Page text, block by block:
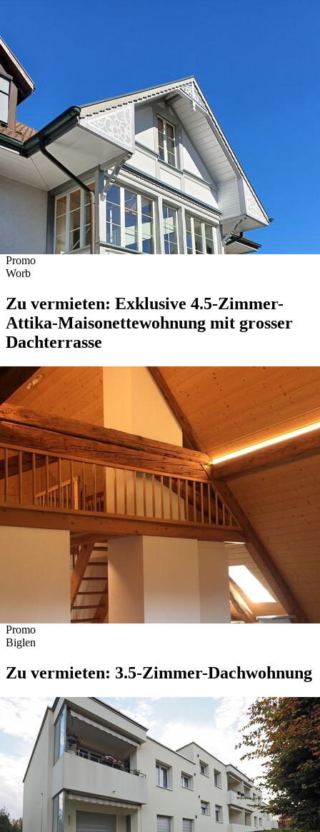
Promo
Worb
Zu vermieten: Exklusive 4.5-Zimmer-
Attika-Maisonettewohnung mit grosser
Dachterrasse
Promo
Biglen
Zu vermieten: 3.5-Zimmer-Dachwohnung